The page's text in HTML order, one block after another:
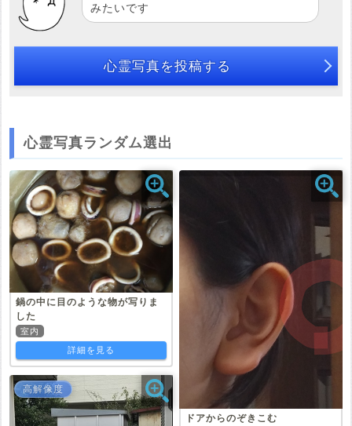
みたいです
心霊写真を投稿する
心霊写真ランダム選出
鍋の中に目のような物が写りま
した
室内
詳細を見る
高解像度
ドアからのぞきこむ